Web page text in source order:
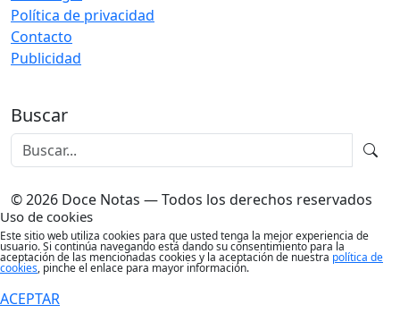
Política de privacidad
Contacto
Publicidad
Buscar
© 2026 Doce Notas — Todos los derechos reservados
Uso de cookies
Este sitio web utiliza cookies para que usted tenga la mejor experiencia de
usuario. Si continúa navegando está dando su consentimiento para la
aceptación de las mencionadas cookies y la aceptación de nuestra política de
cookies, pinche el enlace para mayor información.
ACEPTAR